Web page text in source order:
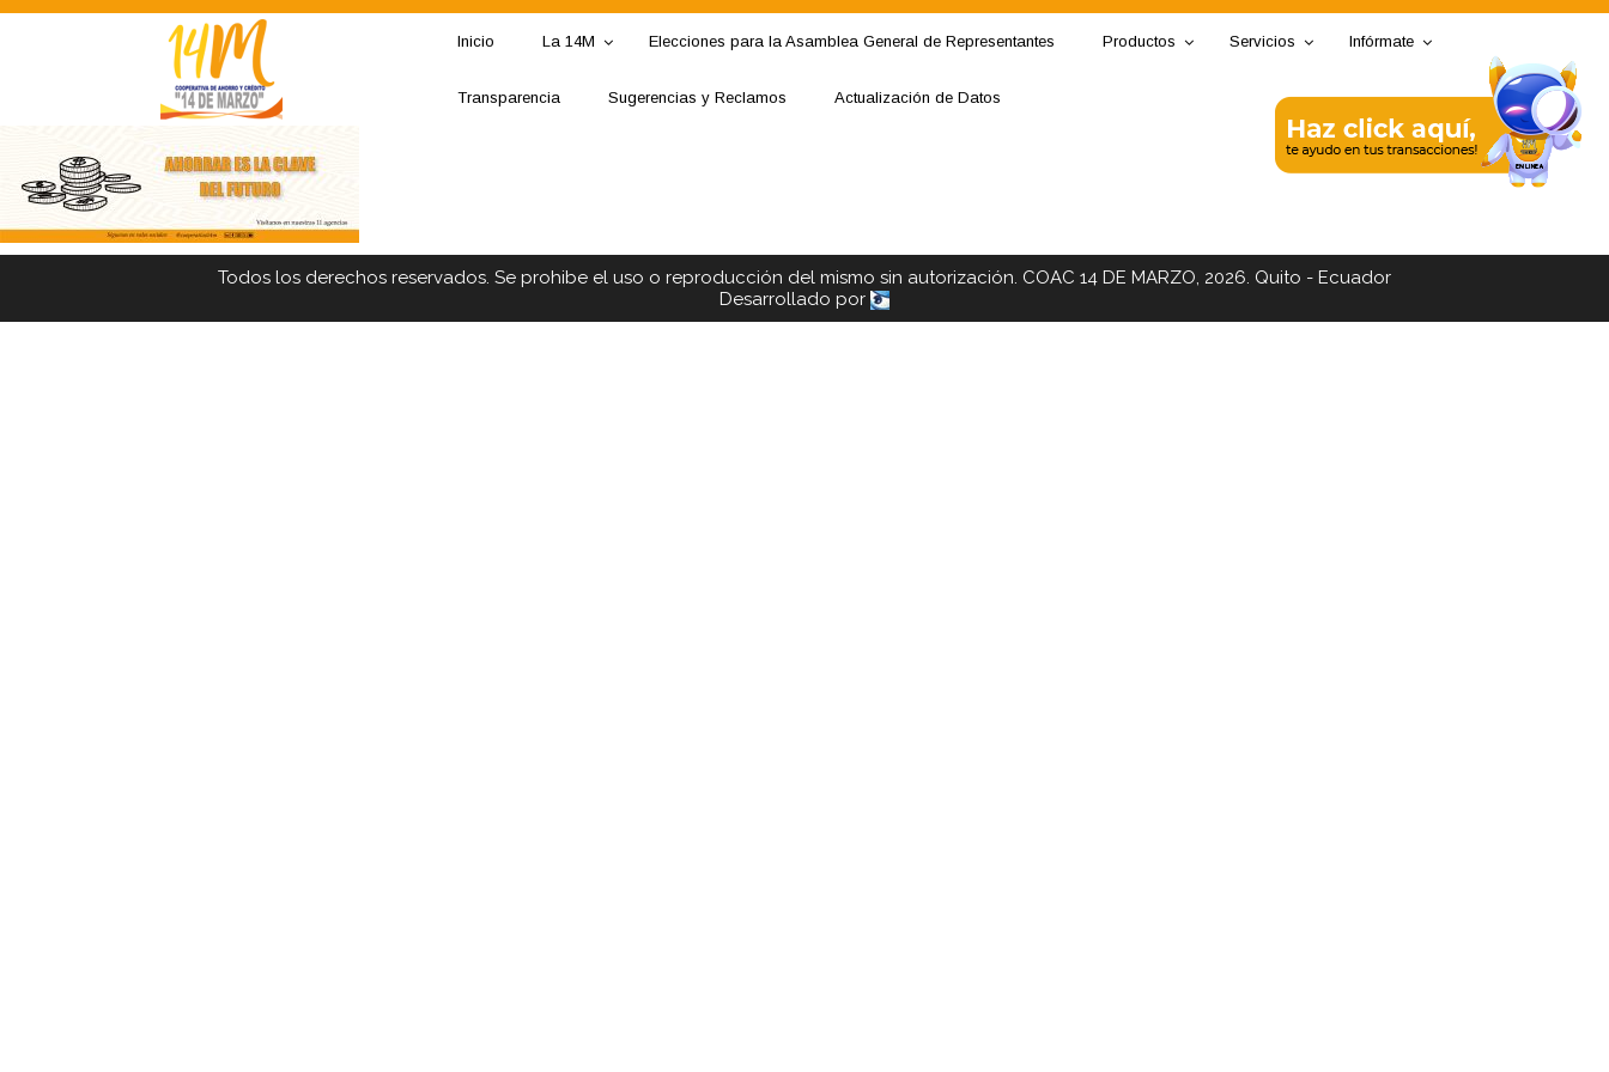
Inicio La 14M Elecciones para la Asamblea General de Representantes Productos Servicios Infórmate
Transparencia Sugerencias y Reclamos Actualización de Datos
Todos los derechos reservados. Se prohibe el uso o reproducción del mismo sin autorización. COAC 14 DE MARZO, 2026. Quito - Ecuador
Desarrollado por